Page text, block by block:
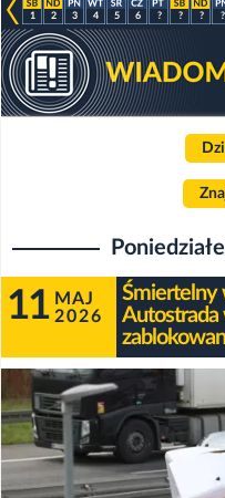
1 2 3 4 5 6 ? ? ? ?
11 MAJ
2026
Śmiertelny
Autostrada